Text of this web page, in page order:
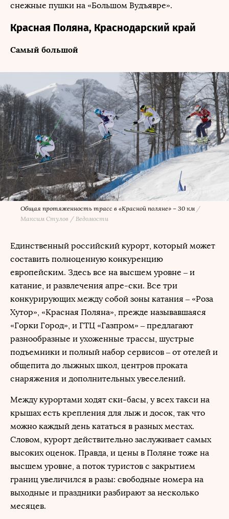
снежные пушки на «Большом Вудъявре».
Красная Поляна, Краснодарский край
Самый большой
Общая протяженность трасс в «Красной поляне» – 30 км /
Максим Стулов / Ведомости
Единственный российский курорт, который может
составить полноценную конкуренцию
европейским. Здесь все на высшем уровне – и
катание, и развлечения апре-ски. Все три
конкурирующих между собой зоны катания – «Роза
Хутор», «Красная Поляна», прежде называвшаяся
«Горки Город», и ГТЦ «Газпром» – предлагают
разнообразные и ухоженные трассы, шустрые
подъемники и полный набор сервисов – от отелей и
общепита до лыжных школ, центров проката
снаряжения и дополнительных увеселений.
Между курортами ходят ски-басы, у всех такси на
крышах есть крепления для лыж и досок, так что
можно каждый день кататься в разных местах.
Словом, курорт действительно заслуживает самых
высоких оценок. Правда, и цены в Поляне тоже на
высшем уровне, а поток туристов с закрытием
границ увеличился в разы: свободные номера на
выходные и праздники разбирают за несколько
месяцев.